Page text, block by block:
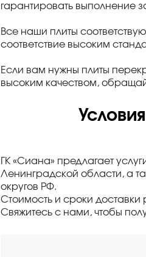
гарантировать выполнение
Все наши плиты
соответствие высоким
Если вам нужны плиты
высоким качеством,
ГК «Сиана» предлагает
Ленинградской области, а
округов РФ.
Стоимость и сроки доставки
Свяжитесь с нами, чтобы